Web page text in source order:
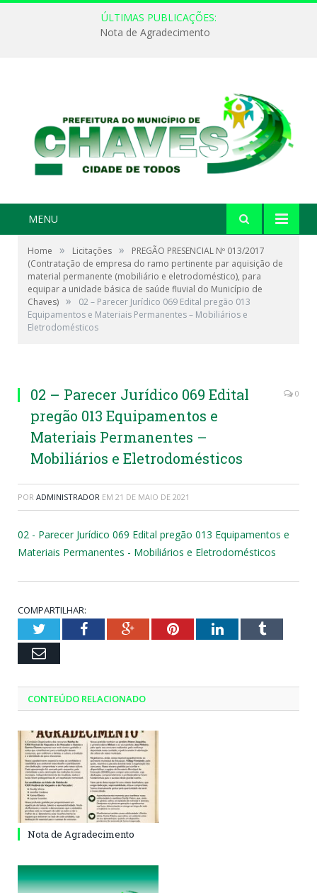
ÚLTIMAS PUBLICAÇÕES:
Nota de Agradecimento
MENU
Home » Licitações »
PREGÃO PRESENCIAL Nº 013/2017
(Contratação de empresa do ramo pertinente par aquisição de
material permanente (mobiliário e eletrodoméstico), para
equipar a unidade básica de saúde fluvial do Município de
Chaves) »
02 – Parecer Jurídico 069 Edital pregão 013
Equipamentos e Materiais Permanentes – Mobiliários e
Eletrodomésticos
02 – Parecer Jurídico 069 Edital
pregão 013 Equipamentos e
Materiais Permanentes –
Mobiliários e Eletrodomésticos
0
POR ADMINISTRADOR EM 21 DE MAIO DE 2021
02 - Parecer Jurídico 069 Edital pregão 013 Equipamentos e
Materiais Permanentes - Mobiliários e Eletrodomésticos
COMPARTILHAR:
TwitterFacebookGoogle+PinterestLinkedInTumblr
Email
CONTEÚDO RELACIONADO
Nota de Agradecimento